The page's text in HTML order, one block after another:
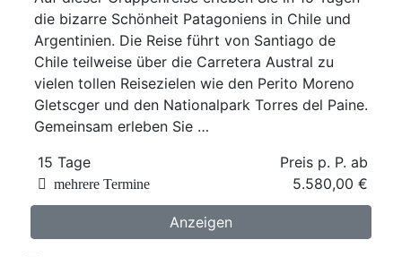
die bizarre Schönheit Patagoniens in Chile und
Argentinien. Die Reise führt von Santiago de
Chile teilweise über die Carretera Austral zu
vielen tollen Reisezielen wie den Perito Moreno
Gletscger und den Nationalpark Torres del Paine.
Gemeinsam erleben Sie …
15 Tage
Preis p. P. ab
5.580,00 €
mehrere Termine
Anzeigen